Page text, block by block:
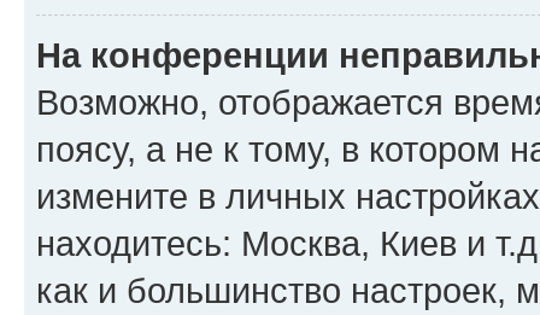
На конференции
Возможно, отображается
поясу, а не к тому, в котором
измените в личных
находитесь: Москва, Киев и
как и большинство настроек,